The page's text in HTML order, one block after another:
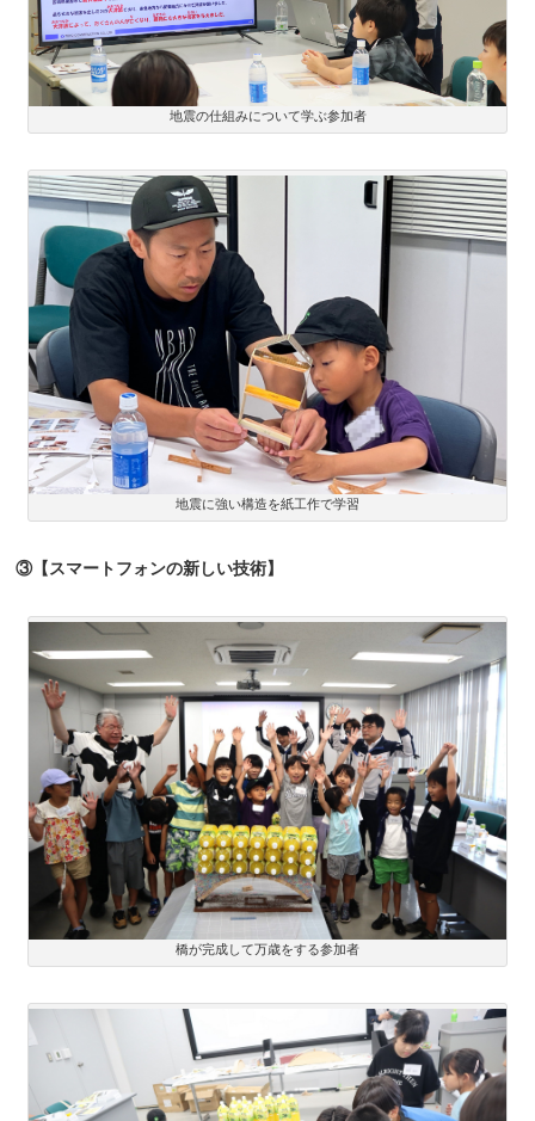
地震の仕組みについて学ぶ参加者
地震に強い構造を紙工作で学習
③【スマートフォンの新しい技術】
橋が完成して万歳をする参加者